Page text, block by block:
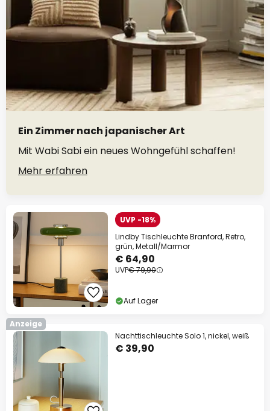
Ein Zimmer nach japanischer Art
Mit Wabi Sabi ein neues Wohngefühl schaffen!
Mehr erfahren
UVP -18%
Lindby Tischleuchte Branford, Retro,
grün, Metall/Marmor
€ 64,90
UVP€ 79,90
Auf Lager
Anzeige
Nachttischleuchte Solo 1, nickel, weiß
€ 39,90